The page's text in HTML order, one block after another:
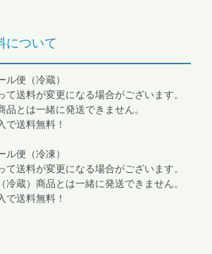
について
ル便（冷蔵）
送料が変更になる場合がございます。
とは一緒に発送できません。
送料無料！
ル便（冷凍）
送料が変更になる場合がございます。
蔵）商品とは一緒に発送できません。
送料無料！